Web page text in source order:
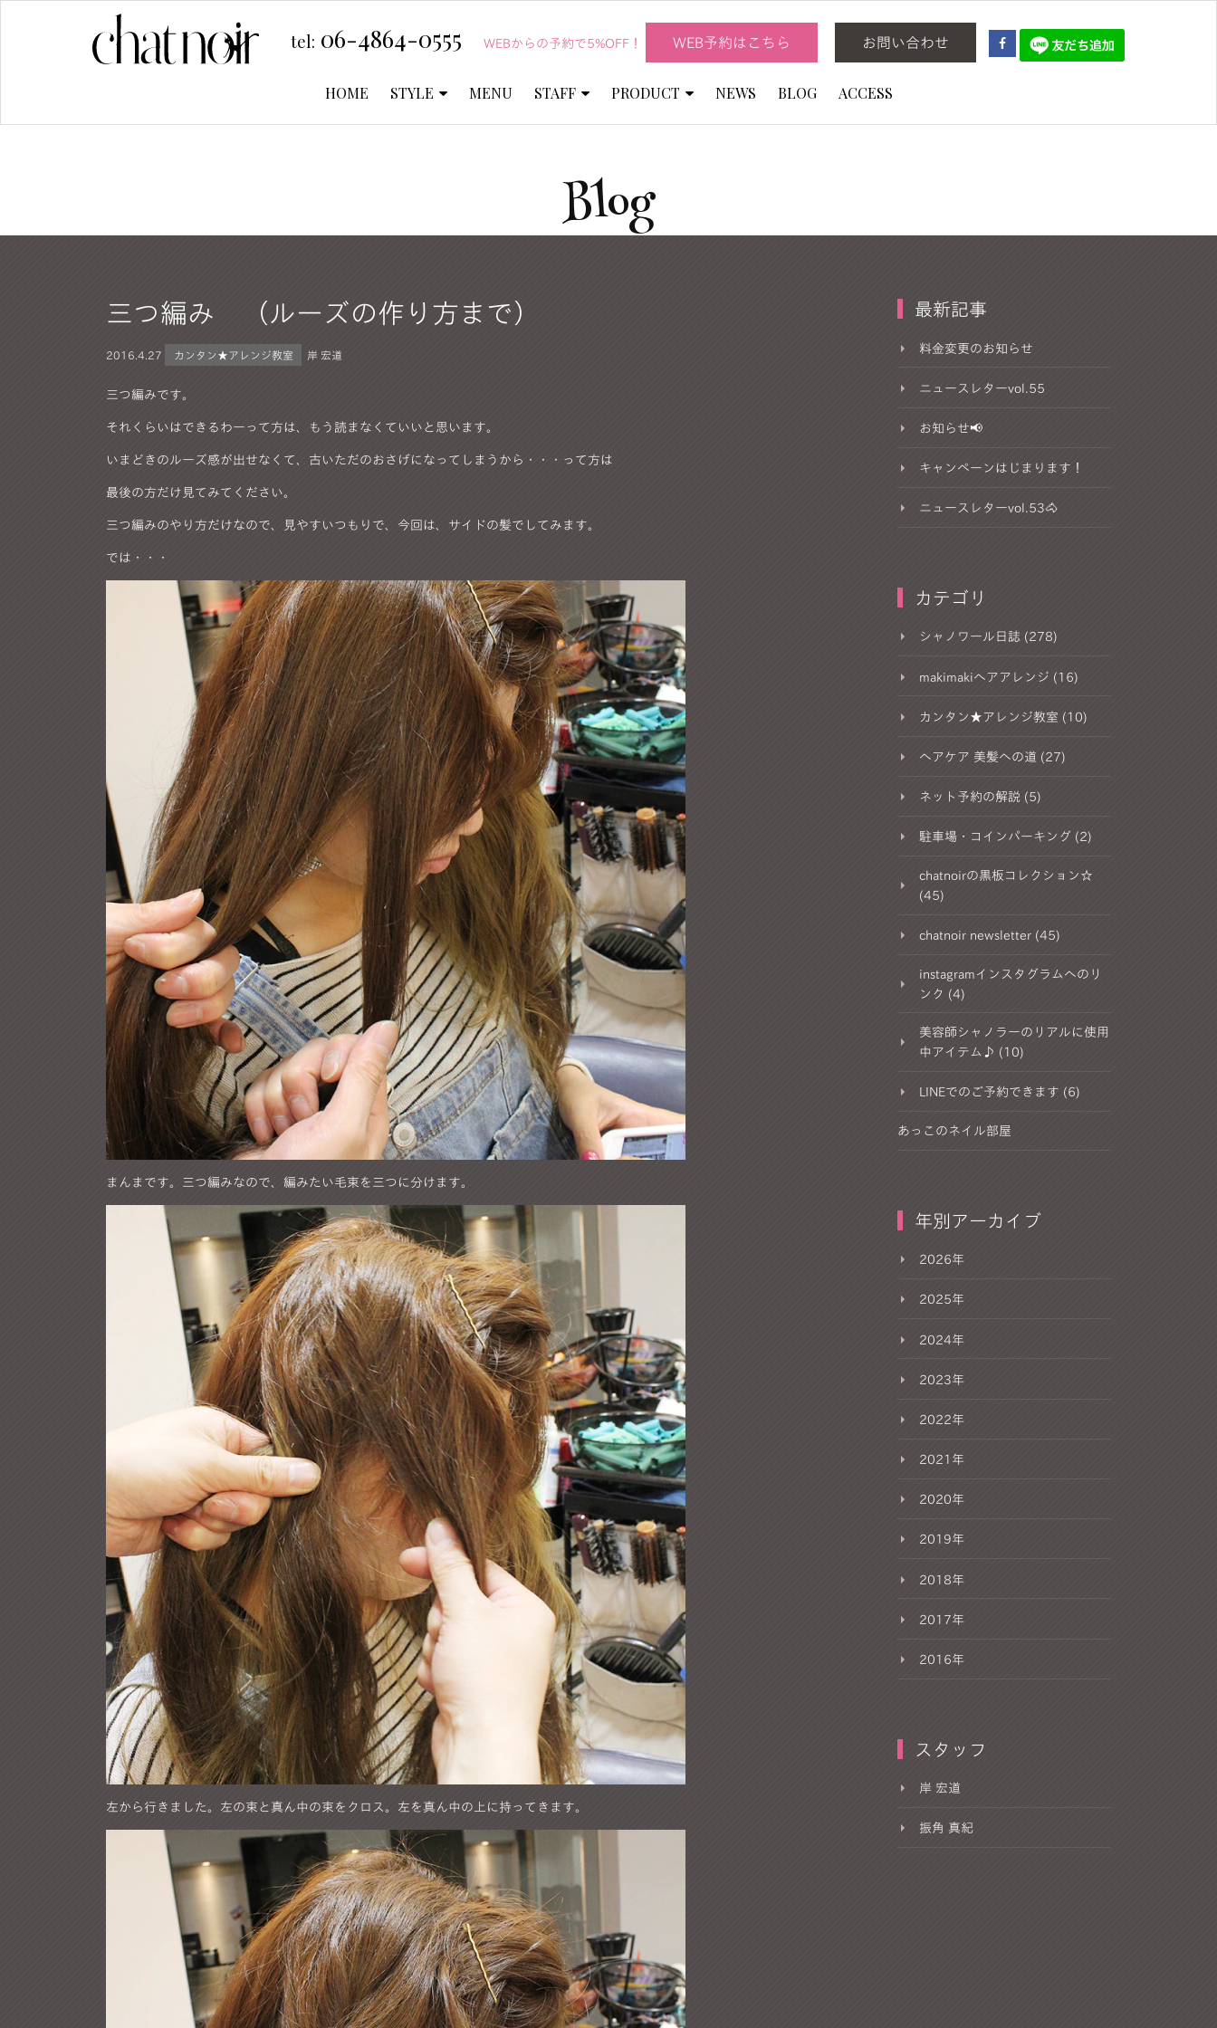
tel: 06-4864-0555 WEBからの予約で5%OFF！ WEB予約はこちら お問い合わせ
HOME STYLE MENU STAFF PRODUCT NEWS BLOG ACCESS
Blog
三つ編み （ルーズの作り方まで）
2016. 4.27 カンタン★アレンジ教室 岸 宏道
三つ編みです。
それくらいはできるわーって方は、もう読まなくていいと思います。
いまどきのルーズ感が出せなくて、古いただのおさげになってしまうから・・・って方は
最後の方だけ見てみてください。
三つ編みのやり方だけなので、見やすいつもりで、今回は、サイドの髪でしてみます。
では・・・
まんまです。三つ編みなので、編みたい毛束を三つに分けます。
左から行きました。左の束と真ん中の束をクロス。左を真ん中の上に持ってきます。
最新記事
料金変更のお知らせ
ニュースレターvol.55
お知らせ📢
キャンペーンはじまります！
ニュースレターvol.53🐴
カテゴリ
シャノワール日誌 (278)
makimakiヘアアレンジ (16)
カンタン★アレンジ教室 (10)
ヘアケア 美髪への道 (27)
ネット予約の解説 (5)
駐車場・コインパーキング (2)
chatnoirの黒板コレクション☆
(45)
chatnoir newsletter (45)
instagramインスタグラムへのリ
ンク (4)
美容師シャノラーのリアルに使用
中アイテム♪ (10)
LINEでのご予約できます (6)
あっこのネイル部屋
年別アーカイブ
2026年
2025年
2024年
2023年
2022年
2021年
2020年
2019年
2018年
2017年
2016年
スタッフ
岸 宏道
振角 真紀